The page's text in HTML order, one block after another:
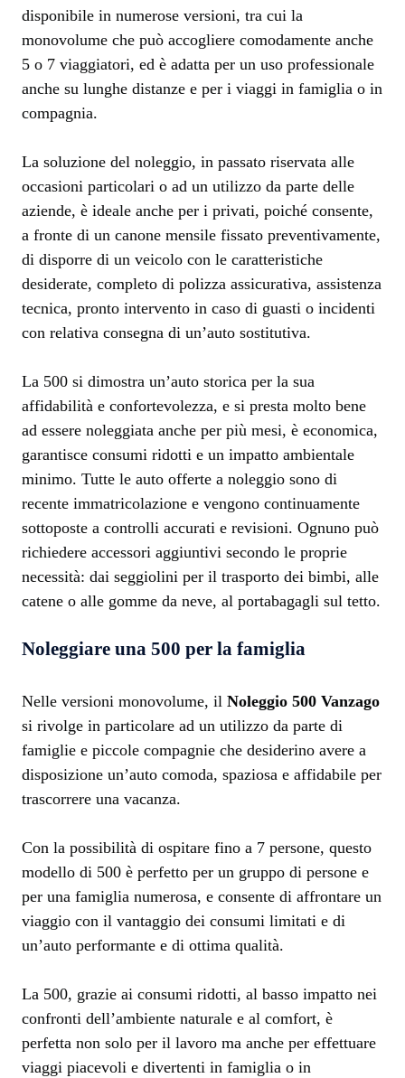
disponibile in numerose versioni, tra cui la
monovolume che può accogliere comodamente anche
5 o 7 viaggiatori, ed è adatta per un uso professionale
anche su lunghe distanze e per i viaggi in famiglia o in
compagnia.
La soluzione del noleggio, in passato riservata alle
occasioni particolari o ad un utilizzo da parte delle
aziende, è ideale anche per i privati, poiché consente,
a fronte di un canone mensile fissato preventivamente,
di disporre di un veicolo con le caratteristiche
desiderate, completo di polizza assicurativa, assistenza
tecnica, pronto intervento in caso di guasti o incidenti
con relativa consegna di un’auto sostitutiva.
La 500 si dimostra un’auto storica per la sua
affidabilità e confortevolezza, e si presta molto bene
ad essere noleggiata anche per più mesi, è economica,
garantisce consumi ridotti e un impatto ambientale
minimo. Tutte le auto offerte a noleggio sono di
recente immatricolazione e vengono continuamente
sottoposte a controlli accurati e revisioni. Ognuno può
richiedere accessori aggiuntivi secondo le proprie
necessità: dai seggiolini per il trasporto dei bimbi, alle
catene o alle gomme da neve, al portabagagli sul tetto.
Noleggiare una 500 per la famiglia
Nelle versioni monovolume, il Noleggio 500 Vanzago
si rivolge in particolare ad un utilizzo da parte di
famiglie e piccole compagnie che desiderino avere a
disposizione un’auto comoda, spaziosa e affidabile per
trascorrere una vacanza.
Con la possibilità di ospitare fino a 7 persone, questo
modello di 500 è perfetto per un gruppo di persone e
per una famiglia numerosa, e consente di affrontare un
viaggio con il vantaggio dei consumi limitati e di
un’auto performante e di ottima qualità.
La 500, grazie ai consumi ridotti, al basso impatto nei
confronti dell’ambiente naturale e al comfort, è
perfetta non solo per il lavoro ma anche per effettuare
viaggi piacevoli e divertenti in famiglia o in